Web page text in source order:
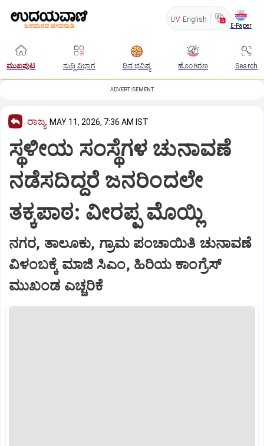
UV English
E-Paper
ಮುಖಪುಟ ಸುದ್ದಿ ವಿಭಾಗ ದಿನ ಭವಿಷ್ಯ ಹೊಂಗಿರಣ Search
ADVERTISEMENT
ರಾಜ್ಯ MAY 11, 2026, 7:36 AM IST
ಸ್ಥಳೀಯ ಸಂಸ್ಥೆಗಳ ಚುನಾವಣೆ
ನಡೆಸದಿದ್ದರೆ ಜನರಿಂದಲೇ
ತಕ್ಕಪಾಠ: ವೀರಪ್ಪ ಮೊಯ್ಲಿ
ನಗರ, ತಾಲೂಕು, ಗ್ರಾಮ ಪಂಚಾಯಿತಿ ಚುನಾವಣೆ
ವಿಳಂಬಕ್ಕೆ ಮಾಜಿ ಸಿಎಂ, ಹಿರಿಯ ಕಾಂಗ್ರೆಸ್‌
ಮುಖಂಡ ಎಚ್ಚರಿಕೆ